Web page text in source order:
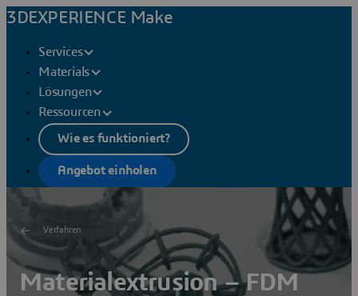
3DEXPERIENCE Make
Services
Materials
Lösungen
Ressourcen
Wie es funktioniert?
Angebot einholen
Verfahren
Materialextrusion – FDM